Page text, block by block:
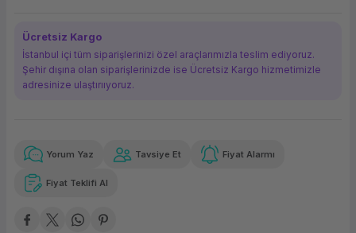
Ücretsiz Kargo
İstanbul içi tüm siparişlerinizi özel araçlarımızla teslim ediyoruz.
Şehir dışına olan siparişlerinizde ise Ücretsiz Kargo hizmetimizle
adresinize ulaştırııyoruz.
Güvenilir Alışveriş
Kolay iade imkanı
1.673,09 TL
Yorum Yaz Tavsiye Et Fiyat Alarmı
Fiyat Teklifi Al